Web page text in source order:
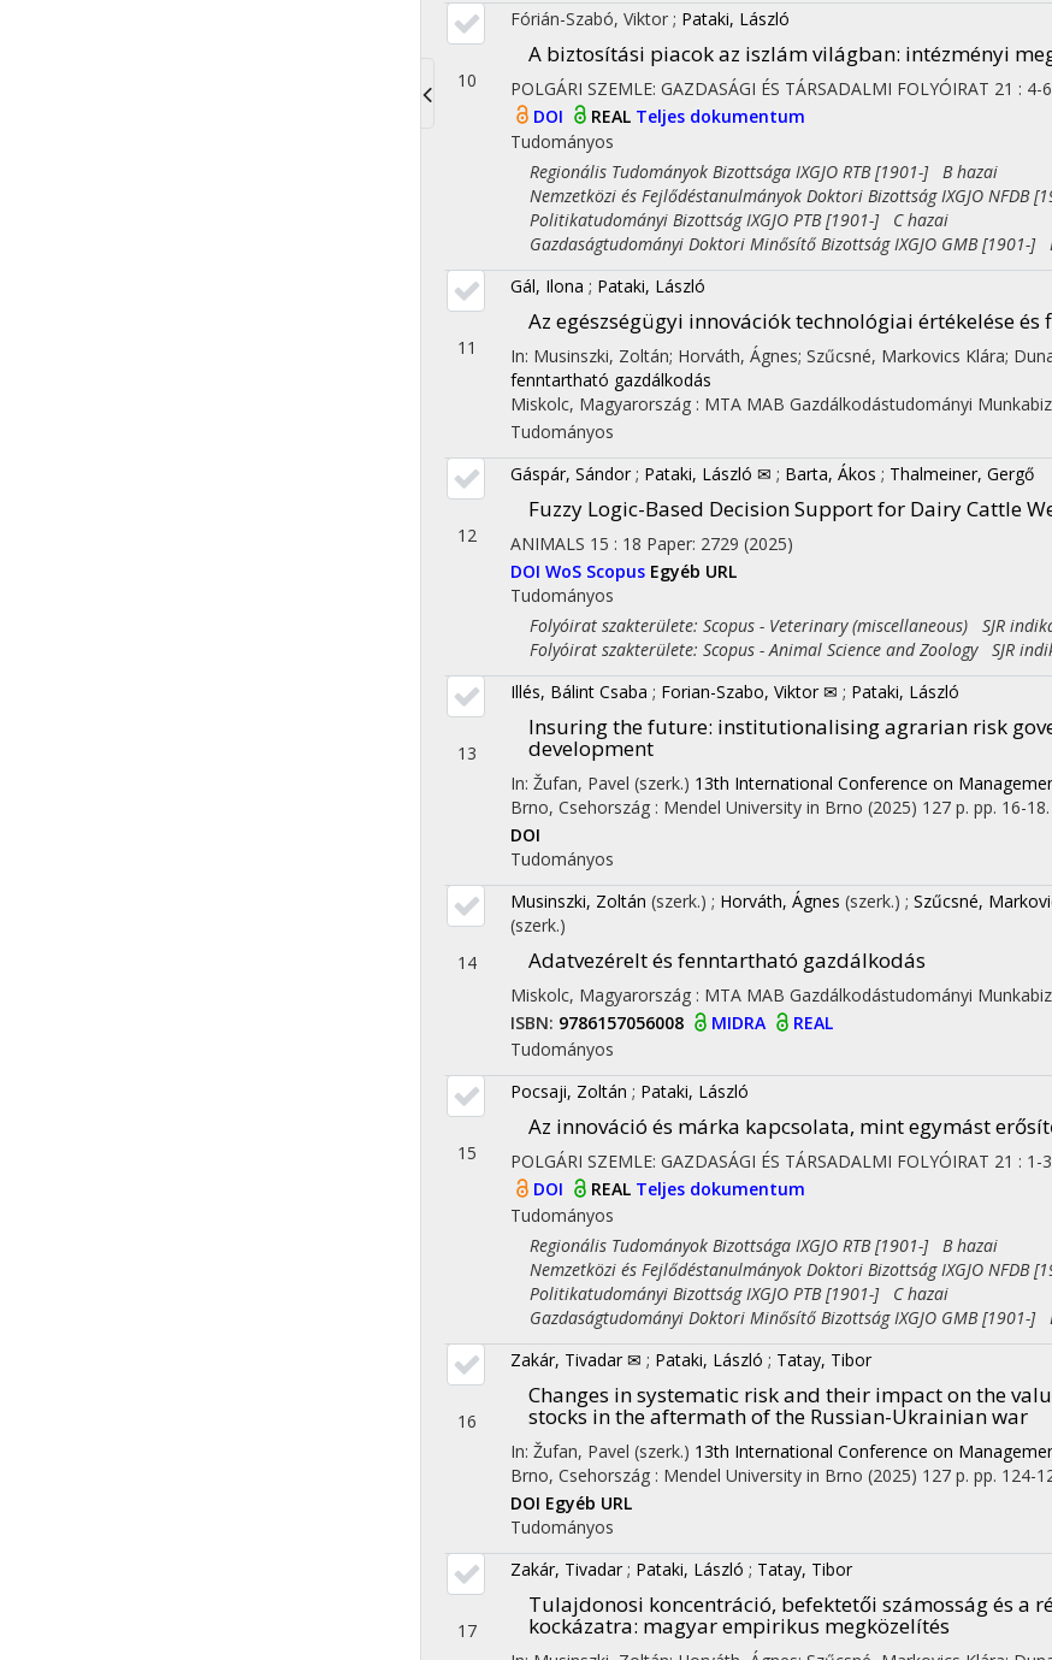
navigation
10
Fórián-Szabó, Viktor ; Pataki, László
A biztosítási piacok az iszlám világban: intézményi
POLGÁRI SZEMLE: GAZDASÁGI ÉS TÁRSADALMI FOLYÓIRAT 21 : 4-6
DOI
REAL Teljes dokumentum
Tudományos
Regionális Tudományok Bizottsága IXGJO RTB [1901-] B hazai
Nemzetközi és Fejlődéstanulmányok Doktori Bizottság IXGJO NFDB
Politikatudományi Bizottság IXGJO PTB [1901-] C hazai
Gazdaságtudományi Doktori Minősítő Bizottság IXGJO GMB [1901-]
11
Gál, Ilona ; Pataki, László
Az egészségügyi innovációk technológiai értékelése és
In: Musinszki, Zoltán; Horváth, Ágnes; Szűcsné, Markovics Klára;
fenntartható gazdálkodás
Miskolc, Magyarország : MTA MAB Gazdálkodástudományi
Tudományos
12
Gáspár, Sándor ; Pataki, László ✉ ; Barta, Ákos ; Thalmeiner, Gergő
Fuzzy Logic-Based Decision Support for Dairy Cattle
ANIMALS 15 : 18 Paper: 2729 (2025)
DOI WoS Scopus Egyéb URL
Tudományos
Folyóirat szakterülete: Scopus - Veterinary (miscellaneous) SJR
Folyóirat szakterülete: Scopus - Animal Science and Zoology SJR
13
Illés, Bálint Csaba ; Forian-Szabo, Viktor ✉ ; Pataki, László
Insuring the future: institutionalising agrarian risk
development
In: Žufan, Pavel (szerk.) 13th International Conference on
Brno, Csehország : Mendel University in Brno (2025) 127 p. pp. 16-
DOI
Tudományos
14
Musinszki, Zoltán (szerk.) ; Horváth, Ágnes (szerk.) ; Szűcsné,
(szerk.)
Adatvezérelt és fenntartható gazdálkodás
Miskolc, Magyarország : MTA MAB Gazdálkodástudományi
ISBN: 9786157056008 MIDRA
REAL
Tudományos
15
Pocsaji, Zoltán ; Pataki, László
Az innováció és márka kapcsolata, mint egymást
POLGÁRI SZEMLE: GAZDASÁGI ÉS TÁRSADALMI FOLYÓIRAT 21 : 1-3
DOI
REAL Teljes dokumentum
Tudományos
Regionális Tudományok Bizottsága IXGJO RTB [1901-] B hazai
Nemzetközi és Fejlődéstanulmányok Doktori Bizottság IXGJO NFDB
Politikatudományi Bizottság IXGJO PTB [1901-] C hazai
Gazdaságtudományi Doktori Minősítő Bizottság IXGJO GMB [1901-]
16
Zakár, Tivadar ✉ ; Pataki, László ; Tatay, Tibor
Changes in systematic risk and their impact on the
stocks in the aftermath of the Russian-Ukrainian war
In: Žufan, Pavel (szerk.) 13th International Conference on
Brno, Csehország : Mendel University in Brno (2025) 127 p. pp. 124-
DOI Egyéb URL
Tudományos
17
Zakár, Tivadar ; Pataki, László ; Tatay, Tibor
Tulajdonosi koncentráció, befektetői számosság és a
kockázatra: magyar empirikus megközelítés